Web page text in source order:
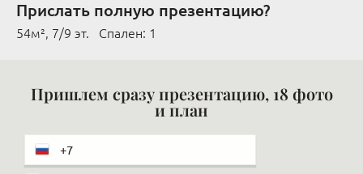
Прислать полную презентацию?
54м², 7/9 эт. Cпален: 1
Пришлем сразу презентацию, 18 фото
и план